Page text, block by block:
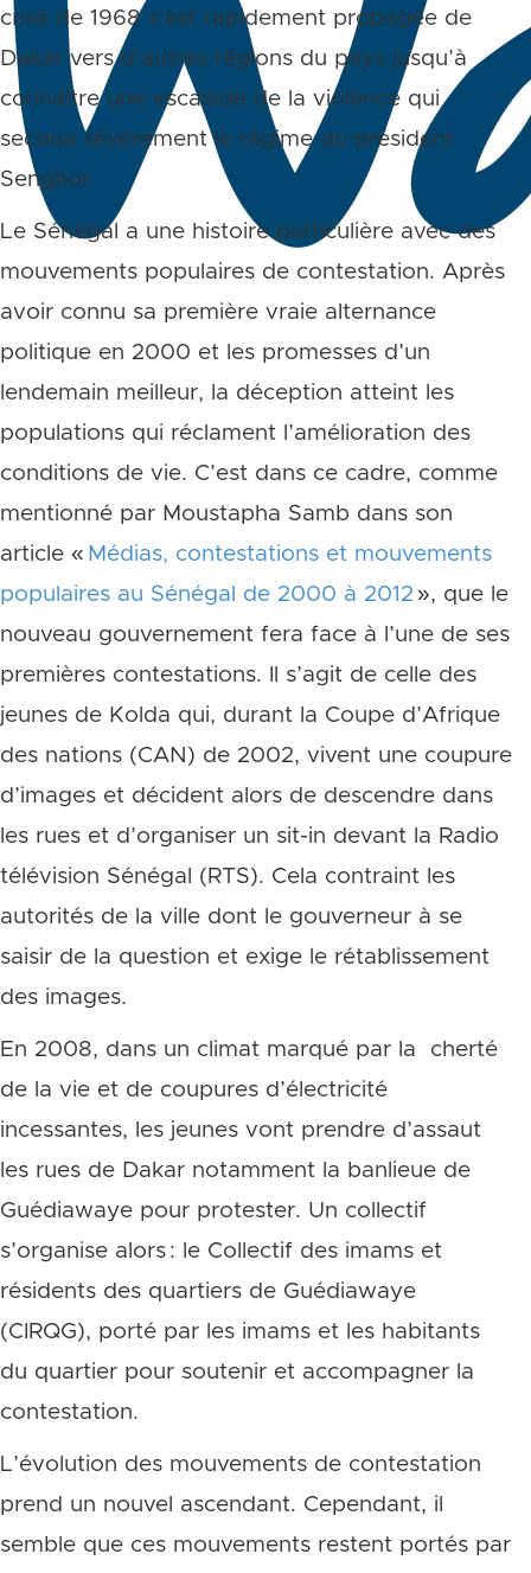
crise de 1968 s’est rapidement propagée de
Dakar vers d’autres régions du pays jusqu’à
connaître une escalade de la violence qui
secoua sévèrement le régime du président
Senghor.
Le Sénégal a une histoire particulière avec des
mouvements populaires de contestation. Après
avoir connu sa première vraie alternance
politique en 2000 et les promesses d’un
lendemain meilleur, la déception atteint les
populations qui réclament l’amélioration des
conditions de vie. C’est dans ce cadre, comme
mentionné par Moustapha Samb dans son
article « Médias, contestations et mouvements
populaires au Sénégal de 2000 à 2012 », que le
nouveau gouvernement fera face à l’une de ses
premières contestations. Il s’agit de celle des
jeunes de Kolda qui, durant la Coupe d’Afrique
des nations (CAN) de 2002, vivent une coupure
d’images et décident alors de descendre dans
les rues et d’organiser un sit-in devant la Radio
télévision Sénégal (RTS). Cela contraint les
autorités de la ville dont le gouverneur à se
saisir de la question et exige le rétablissement
des images.
En 2008, dans un climat marqué par la cherté
de la vie et de coupures d’électricité
incessantes, les jeunes vont prendre d’assaut
les rues de Dakar notamment la banlieue de
Guédiawaye pour protester. Un collectif
s’organise alors : le Collectif des imams et
résidents des quartiers de Guédiawaye
(CIRQG), porté par les imams et les habitants
du quartier pour soutenir et accompagner la
contestation.
L’évolution des mouvements de contestation
prend un nouvel ascendant. Cependant, il
semble que ces mouvements restent portés par